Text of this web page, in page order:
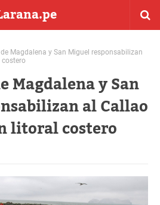
Magdalena y San Miguel responsabilizan
costero
Magdalena y San
al Callao
litoral costero